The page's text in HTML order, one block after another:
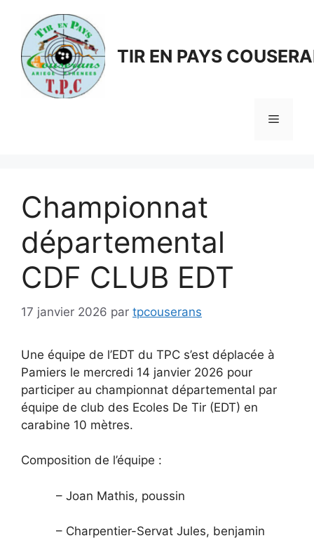
contenu
TIR EN PAYS
Menu
Championnat
départemental
CDF CLUB EDT
17 janvier 2026 par tpcouserans
Une équipe de l’EDT du TPC s’est déplacée à
Pamiers le mercredi 14 janvier 2026 pour
participer au championnat départemental par
équipe de club des Ecoles De Tir (EDT) en
carabine 10 mètres.
Composition de l’équipe :
– Joan Mathis, poussin
– Charpentier-Servat Jules, benjamin